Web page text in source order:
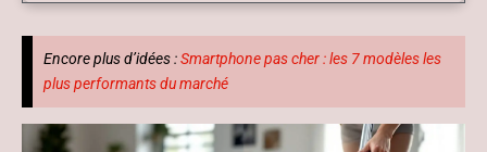
Encore plus d’idées :Smartphone pas cher : les 7 modèles les
plus performants du marché